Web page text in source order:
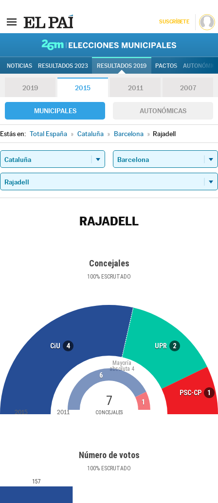
SUSCRÍBETE
NOTICIAS RESULTADOS 2023 RESULTADOS 2019 PACTOS
2019 2015 2011 2007
MUNICIPALES AUTONÓMICAS
Estás en: Total España » Cataluña » Barcelona » Rajadell
RAJADELL
Concejales
100% ESCRUTADO
CiU 4 UPR 2
PSC-CP 1
7
CONCEJALES
Mayoría
absoluta 4
6
1
2015 2011
Número de votos
100% ESCRUTADO
157